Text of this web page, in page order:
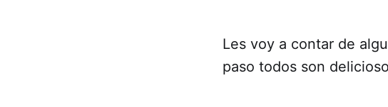
Les voy a contar de
paso todos son